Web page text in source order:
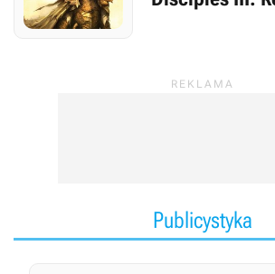
była natomiast dziełem Frima
projektem Artefacts
Publicystyka